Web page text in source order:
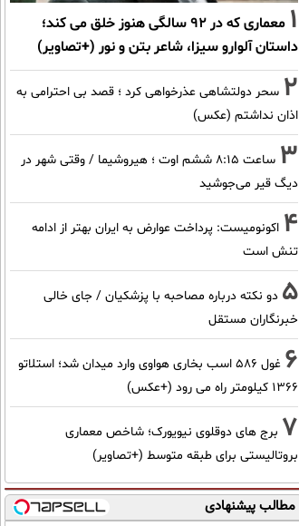
1
معماری که در 92 سالگی هنوز خلق می کند؛
داستان آلوارو سیزا، شاعر بتن و نور (+تصاویر)
2 سحر دولتشاهی عذرخواهی کرد ؛ قصد بی احترامی به
اذان نداشتم (عکس)
3
ساعت ۸:۱۵ ششم اوت ؛ هیروشیما / وقتی شهر در
دیگ قیر می‌جوشید
4 اکونومیست: پرداخت عوارض به ایران بهتر از ادامه
تنش است
5 دو نکته درباره مصاحبه با پزشکیان / جای خالی
خبرنگاران مستقل
6
غول 586 اسب بخاری هواوی وارد میدان شد؛ استلاتو
1366 کیلومتر راه می رود (+عکس)
7 برج های دوقلوی نیویورک؛ شاخص معماری
بروتالیستی برای طبقه متوسط (+تصاویر)
مطالب پیشنهادی